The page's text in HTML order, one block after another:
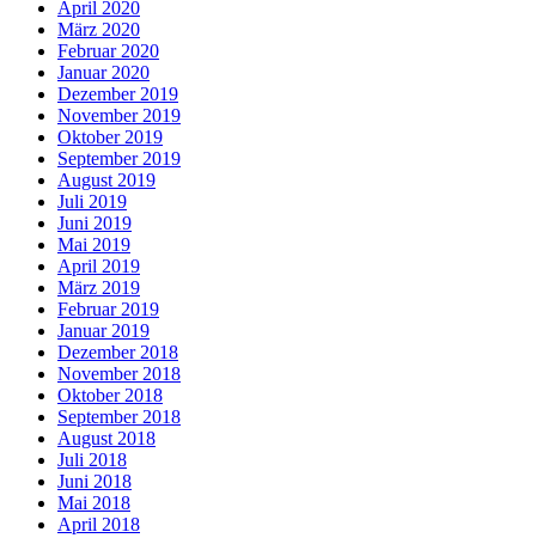
April 2020
März 2020
Februar 2020
Januar 2020
Dezember 2019
November 2019
Oktober 2019
September 2019
August 2019
Juli 2019
Juni 2019
Mai 2019
April 2019
März 2019
Februar 2019
Januar 2019
Dezember 2018
November 2018
Oktober 2018
September 2018
August 2018
Juli 2018
Juni 2018
Mai 2018
April 2018